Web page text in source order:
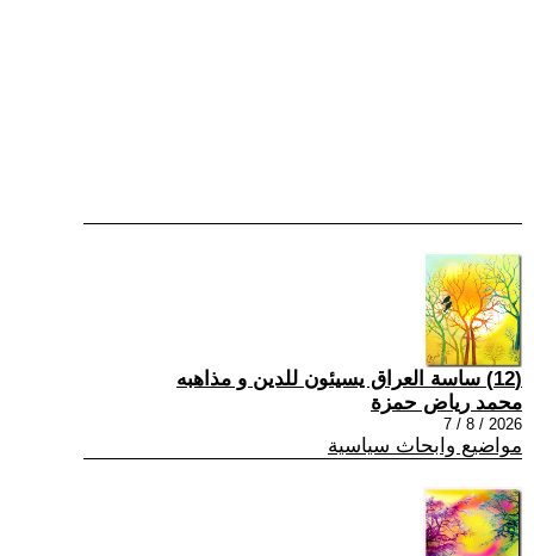
(12) ساسة العراق يسيئون للدين و مذاهبه
محمد رياض حمزة
2026 / 8 / 7
مواضيع وابحاث سياسية